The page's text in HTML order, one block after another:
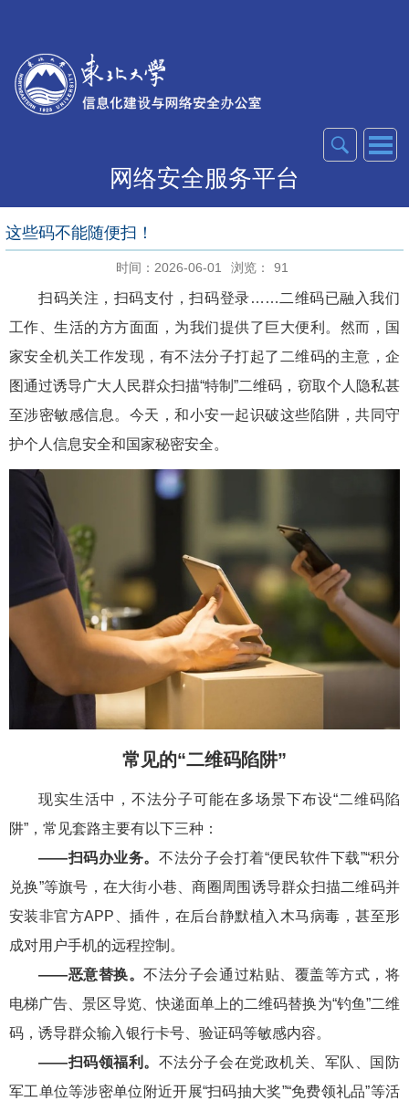
网络安全服务平台
这些码不能随便扫！​
时间：2026-06-01 浏览： 91
扫码关注，扫码支付，扫码登录……二维码已融入我们
工作、生活的方方面面，为我们提供了巨大便利。然而，国
家安全机关工作发现，有不法分子打起了二维码的主意，企
图通过诱导广大人民群众扫描“特制”二维码，窃取个人隐私甚
至涉密敏感信息。今天，和小安一起识破这些陷阱，共同守
护个人信息安全和国家秘密安全。
常见的“二维码陷阱”
现实生活中，不法分子可能在多场景下布设“二维码陷
阱”，常见套路主要有以下三种：
——扫码办业务。 不法分子会打着“便民软件下载”“积分
兑换”等旗号，在大街小巷、商圈周围诱导群众扫描二维码并
安装非官方APP、插件，在后台静默植入木马病毒，甚至形
成对用户手机的远程控制。
——恶意替换。不法分子会通过粘贴、覆盖等方式，将
电梯广告、景区导览、快递面单上的二维码替换为“钓鱼”二维
码，诱导群众输入银行卡号、验证码等敏感内容。
——扫码领福利。 不法分子会在党政机关、军队、国防
军工单位等涉密单位附近开展“扫码抽大奖”“免费领礼品”等活